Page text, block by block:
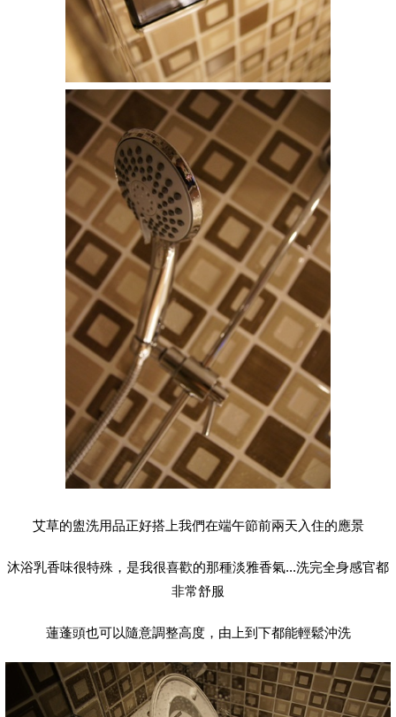
艾草的盥洗用品正好搭上我們在端午節前兩天入住的應景
沐浴乳香味很特殊，是我很喜歡的那種淡雅香氣...洗完全身感官都
非常舒服
蓮蓬頭也可以隨意調整高度，由上到下都能輕鬆沖洗